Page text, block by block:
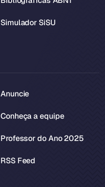
Simulador SiSU
Anuncie
Conheça a equipe
Professor do Ano 2025
RSS Feed